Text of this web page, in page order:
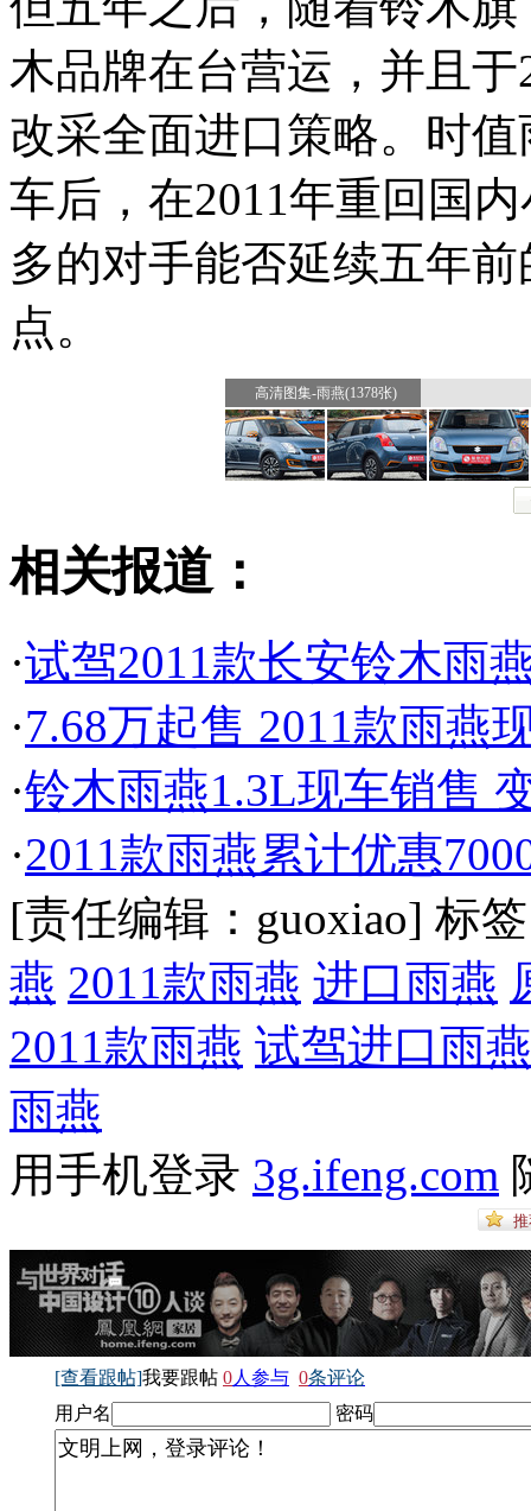
木品牌在台营运，并且
改采全面进口策略。时
车后，在2011年重回国
多的对手能否延续五年
点。
高清图集-雨燕(1378张)
相关报道：
·试驾2011款长安铃木雨
·7.68万起售 2011款雨燕
·铃木雨燕1.3L现车销售
·2011款雨燕累计优惠
[责任编辑：guoxiao] 标
燕 2011款雨燕 进口雨燕
2011款雨燕 试驾进口雨燕
雨燕
用手机登录 3g.ifeng.com
[查看跟帖]我要跟帖 0人参与 0条评论
用户名
密码